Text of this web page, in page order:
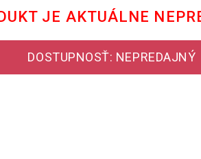
JE AKTUÁLNE
DOSTUPNOSŤ: NEPREDAJNÝ